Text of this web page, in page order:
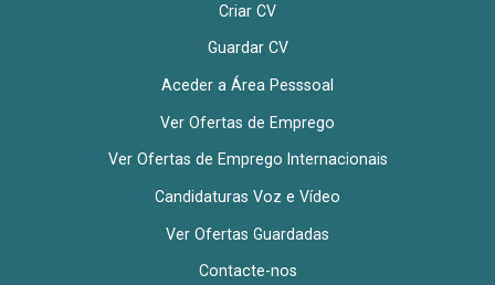
Criar CV
Guardar CV
Aceder a Área Pesssoal
Ver Ofertas de Emprego
Ver Ofertas de Emprego Internacionais
Candidaturas Voz e Vídeo
Ver Ofertas Guardadas
Contacte-nos